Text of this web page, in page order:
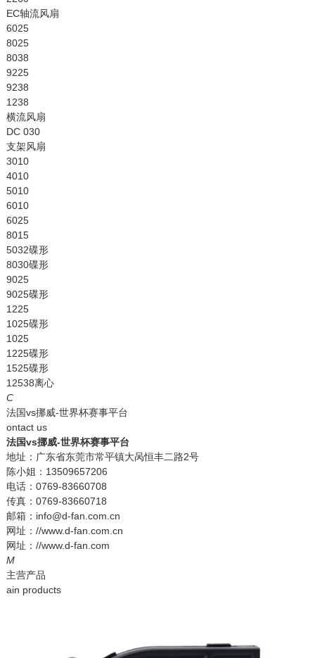
EC轴流风扇
6025
8025
8038
9225
9238
1238
横流风扇
DC 030
支架风扇
3010
4010
5010
6010
6025
8015
5032碟形
8030碟形
9025
9025碟形
1225
1025碟形
1025
1225碟形
1525碟形
12538离心
C
法国vs挪威-世界杯赛事平台
ontact us
法国vs挪威-世界杯赛事平台
地址：广东省东莞市常平镇大呙恒丰二路2号
陈小姐：13509657206
电话：0769-83660708
传真：0769-83660718
邮箱：info@d-fan.com.cn
网址：//www.d-fan.com.cn
网址：//www.d-fan.com
M
主营产品
ain products